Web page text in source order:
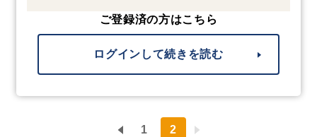
ご登録済の方はこちら
ログインして続きを読む
1 2